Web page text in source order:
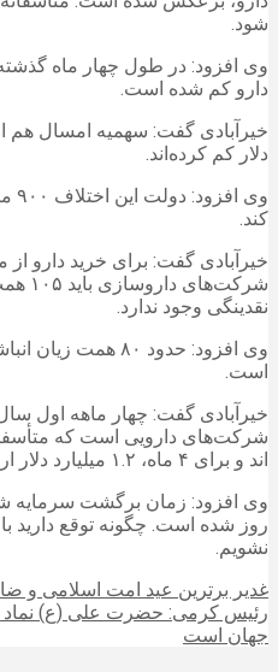
شود.
دارو کم شده است.
دلار کم کرده‌اند.
کند.
نقدینگی وجود ندارد.
وی افزود: حدود ۸۰
است.
خیرآبادی گفت: چهار ماهه اول
شرکت‌های دارویی است که
اند و برای ۴ ماه، ۱.۲ میلیارد دلار ارز در نظر گرفته اند.
روز شده است. چگونه توقع دارید
نشویم.
غدیر برترین عید امت اسلامی و
رئیس کرمی: حضرت علی (ع) نماد
جهان است